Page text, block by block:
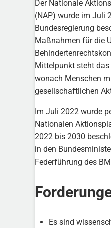
Der Nationale
(NAP) wurde im Juli
Bundesregierung
Maßnahmen für die
Mittelpunkt steht
wonach Menschen
gesellschaftlichen
Im Juli 2022 wurde
Nationalen
2022 bis 2030
in den
Federführung des
Es sind